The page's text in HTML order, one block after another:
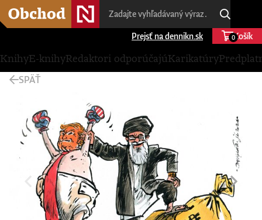
Prejsť na dennikn.sk Košík
0
KnihyE-knihyRedaktori odporúčajúKarikatúry
SPÄŤ